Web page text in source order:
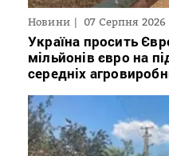
Новини 07 Серпня 2026
Україна просить
мільйонів євро на
середніх